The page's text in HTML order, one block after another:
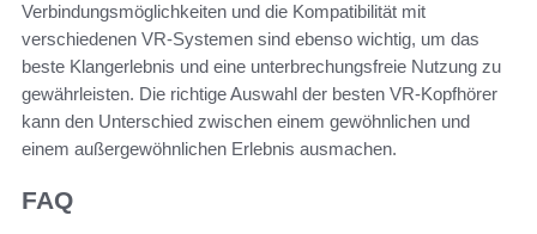
Verbindungsmöglichkeiten und die Kompatibilität mit
verschiedenen VR-Systemen sind ebenso wichtig, um das
beste Klangerlebnis und eine unterbrechungsfreie Nutzung zu
gewährleisten. Die richtige Auswahl der besten VR-Kopfhörer
kann den Unterschied zwischen einem gewöhnlichen und
einem außergewöhnlichen Erlebnis ausmachen.
FAQ